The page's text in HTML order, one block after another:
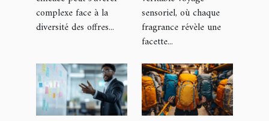
complexe face à la
diversité des offres...
l'occasion ?
sensoriel, où chaque
fragrance révèle une
facette...